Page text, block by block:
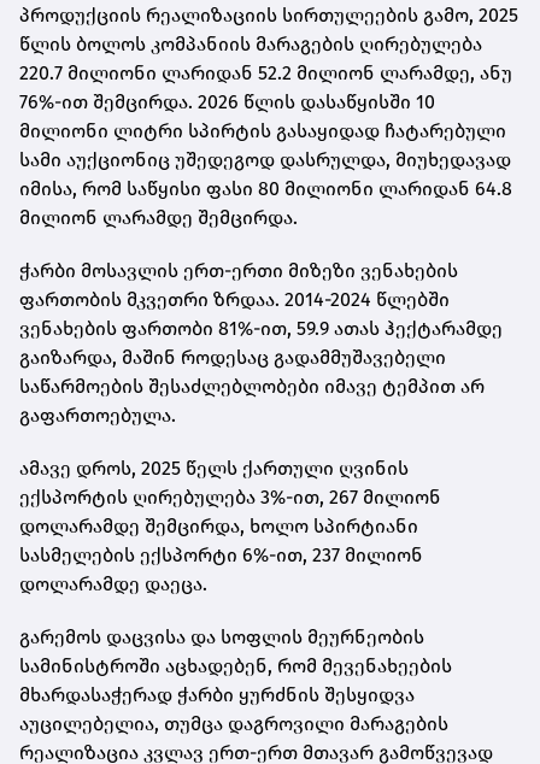
პროდუქციის რეალიზაციის სირთულეების გამო, 2025
წლის ბოლოს კომპანიის მარაგების ღირებულება
220.7 მილიონი ლარიდან 52.2 მილიონ ლარამდე, ანუ
76%-ით შემცირდა. 2026 წლის დასაწყისში 10
მილიონი ლიტრი სპირტის გასაყიდად ჩატარებული
სამი აუქციონიც უშედეგოდ დასრულდა, მიუხედავად
იმისა, რომ საწყისი ფასი 80 მილიონი ლარიდან 64.8
მილიონ ლარამდე შემცირდა.
ჭარბი მოსავლის ერთ-ერთი მიზეზი ვენახების
ფართობის მკვეთრი ზრდაა. 2014-2024 წლებში
ვენახების ფართობი 81%-ით, 59.9 ათას ჰექტარამდე
გაიზარდა, მაშინ როდესაც გადამმუშავებელი
საწარმოების შესაძლებლობები იმავე ტემპით არ
გაფართოებულა.
ამავე დროს, 2025 წელს ქართული ღვინის
ექსპორტის ღირებულება 3%-ით, 267 მილიონ
დოლარამდე შემცირდა, ხოლო სპირტიანი
სასმელების ექსპორტი 6%-ით, 237 მილიონ
დოლარამდე დაეცა.
გარემოს დაცვისა და სოფლის მეურნეობის
სამინისტროში აცხადებენ, რომ მევენახეების
მხარდასაჭერად ჭარბი ყურძნის შესყიდვა
აუცილებელია, თუმცა დაგროვილი მარაგების
რეალიზაცია კვლავ ერთ-ერთ მთავარ გამოწვევად